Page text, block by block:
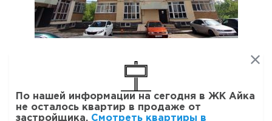
По нашей информации на сегодня в ЖК Айка
не осталось квартир в продаже от
застройщика. Смотреть квартиры в